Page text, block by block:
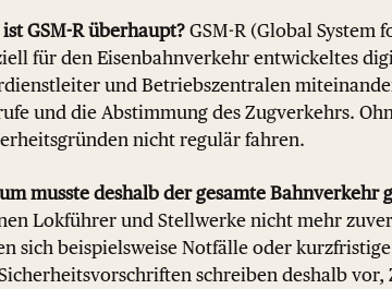
ist GSM-R überhaupt? GSM-R (Global System
für den Eisenbahnverkehr entwickeltes
und Betriebszentralen
und die Abstimmung des Zugverkehrs.
nicht regulär fahren.
musste deshalb der gesamte Bahnverkehr
Lokführer und Stellwerke nicht mehr
sich beispielsweise Notfälle oder
schreiben deshalb